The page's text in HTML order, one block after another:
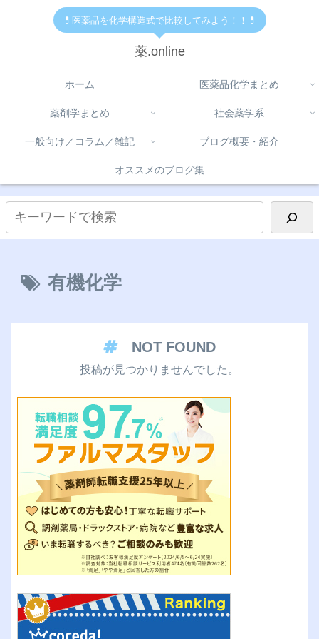
💊医薬品を化学構造式で比較してみよう！！💊
薬.online
ホーム 医薬品化学まとめ
薬剤学まとめ 社会薬学系
一般向け／コラム／雑記 ブログ概要・紹介
オススメのブログ集
有機化学
NOT FOUND
投稿が見つかりませんでした。